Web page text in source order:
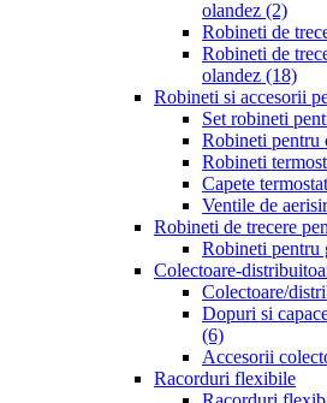
olandez (2)
Robineti de
Robineti de
olandez (18)
Robineti si accesorii
Set robineti
Robineti pentru
Robineti
Capete
Ventile de
Robineti de trecere
Robineti pentru
Colectoare-
Colectoare/
Dopuri si
(6)
Accesorii
Racorduri flexibile